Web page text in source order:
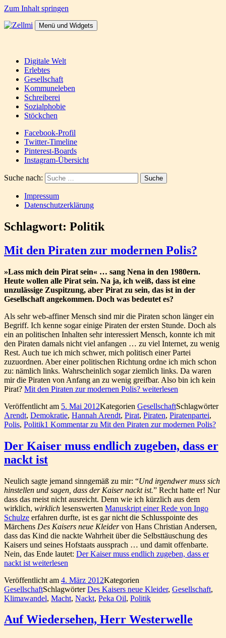
Zum Inhalt springen
Menü und Widgets
Digitale Welt
Erlebtes
Gesellschaft
Kommuneleben
Schreiberei
Sozialphobie
Stöckchen
Facebook-Profil
Twitter-Timeline
Pinterest-Boards
Instagram-Übersicht
Suche nach:
Impressum
Datenschutzerklärung
Schlagwort: Politik
Mit den Piraten zur modernen Polis?
»Lass mich dein Pirat sein« … sang Nena in den 1980ern.
Heute wollen alle Pirat sein. Na ja, ich weiß, dass ist eine
unzulässige Zuspitzung, aber Pirat zu sein, das ist in der
Gesellschaft angekommen. Doch was bedeutet es?
Als sehr web-affiner Mensch sind mir die Piraten schon länger ein
Begriff. Ich kenne sogar einige Piraten der ersten Stunde. Doch als
ein an politischen Inhalten sehr interessiert Mensch, konnte ich mit
den Piraten damals nicht viel anfangen … zu viel Internet, zu wenig
Rest. Auch tue ich mich schwer, mich politisch einer Partei
zuzuordnen. Aber einer politischen Richtung ordne ich mich schon
zu: nämlich links. Wahrscheinlich sogar ziemlich links. Da waren
mir die Piraten von Anfang an zu wenig greifbar. Also bin ich kein
Pirat? Mit den Piraten zur modernen Polis? weiterlesen
Veröffentlicht am 5. Mai 2012Kategorien GesellschaftSchlagwörter
Arendt, Demokratie, Hannah Arendt, Pirat, Piraten, Piratenpartei,
Polis, Politik1 Kommentarzu Mit den Piraten zur modernen Polis?
Der Kaiser muss endlich zugeben, dass er
nackt ist
Neulich sagte jemand sinngemäß zu mir: “Und irgendwer muss sich
hinstellen und sagen, dass der Kaiser nackt ist.” Recht hatte er! Nur
dass das meist nicht ausreicht. Denn wie ich kürzlich aus dem
wirklich, wirklich lesenswerten Manuskript einer Rede von Ingo
Schulze erfahren durfte, ist es gar nicht die Schlusspointe des
Märchens Des Kaisers neue Kleidervon Hans Christian Andersen,
dass das Kind die nackte Wahrheit über die Selbsttäuschung des
Kaisers und seines Hofstaats aussprach … und damit offenbarte.
Nein, das Ende lautet: Der Kaiser muss endlich zugeben, dass er
nackt ist weiterlesen
Veröffentlicht am 4. März 2012Kategorien
GesellschaftSchlagwörterDes Kaisers neue Kleider, Gesellschaft,
Klimawandel, Macht, Nackt, Peka Oil, Politik
Auf Wiedersehen, Herr Westerwelle